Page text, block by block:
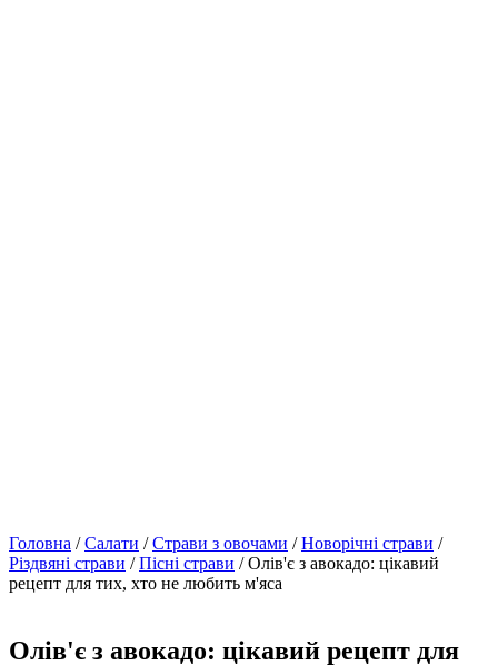
Головна /Салати /Страви з овочами /Новорічні страви /
Різдвяні страви /Пісні страви / Олів'є з авокадо: цікавий
рецепт для тих, хто не любить м'яса
Олів'є з авокадо: цікавий рецепт для